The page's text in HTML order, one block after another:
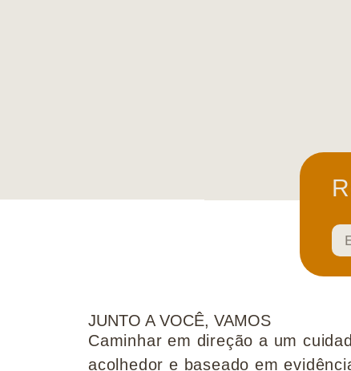
JUNTO A VOCÊ, VAMOS
Caminhar em direção a um
acolhedor e baseado em